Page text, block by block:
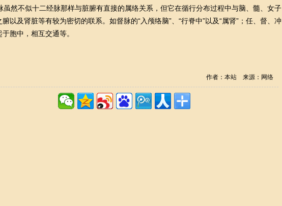
然不似十二经脉那样与脏腑有直接的属络关系，但它在循行分布过程中与脑、髓、女子
腑以及肾脏等有较为密切的联系。如督脉的“入颅络脑”、“行脊中”以及“属肾”；任、督、冲
胞中，相互交通等。
作者：本站 来源：网络